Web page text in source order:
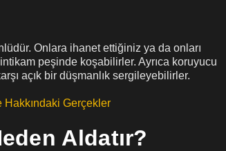
Onlara ihanet ettiğiniz ya da onları
peşinde koşabilirler. Ayrıca koruyucu
açık bir düşmanlık sergileyebilirler.
Hakkındaki Gerçekler
Aldatır?